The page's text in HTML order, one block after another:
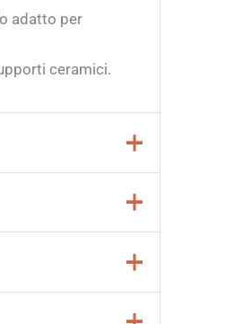
adatto per
ceramici.
monitorare
potrai